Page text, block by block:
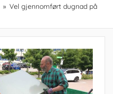
Vel gjennomført dugnad på